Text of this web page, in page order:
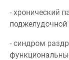
- хронический
- синдром